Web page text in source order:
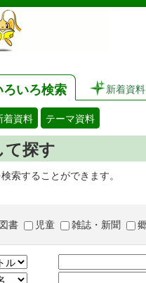
ろいろ検索 新着資料
着資料 テーマ資料
て探す
索することができます。
書 児童 雑誌・新聞